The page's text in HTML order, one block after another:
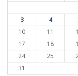
3
4
10
11
17
18
24
25
31